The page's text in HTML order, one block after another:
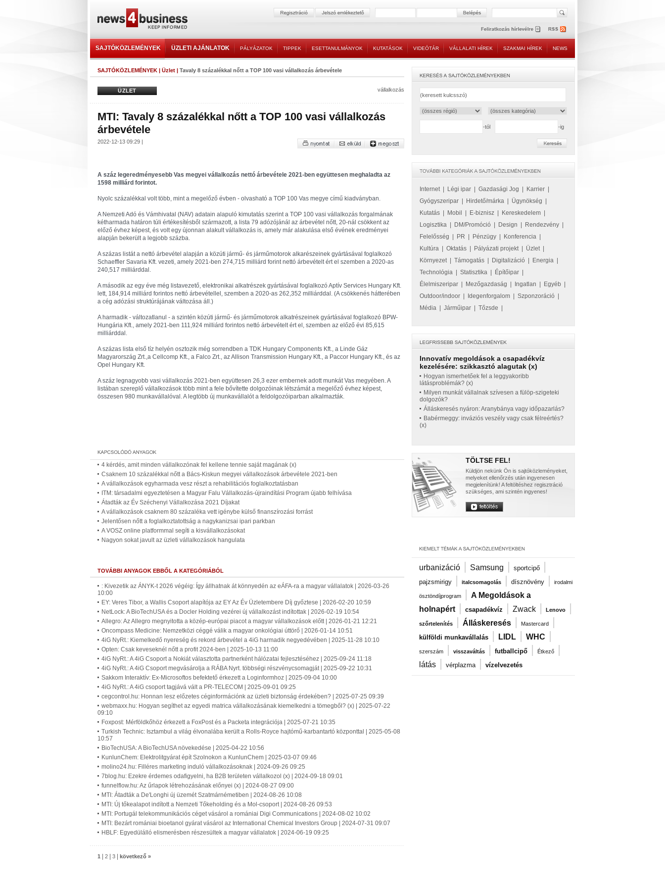
SAJTÓKÖZLEMÉNYEK ÜZLETI AJÁNLATOK PÁLYÁZATOK TIPPEK ESETTANULMÁNYOK KUTATÁSOK VIDEÓTÁR VÁLLALATI HÍREK SZAKMAI HÍREK NEWS
SAJTÓKÖZLEMÉNYEK | Üzlet | Tavaly 8 százalékkal nőtt a TOP 100 vasi vállalkozás árbevétele
ÜZLET vállalkozás
MTI: Tavaly 8 százalékkal nőtt a TOP 100 vasi vállalkozás
árbevétele
2022-12-13 09:29 |
A száz legeredményesebb Vas megyei vállalkozás nettó árbevétele 2021-ben együttesen meghaladta az
1598 milliárd forintot.
Nyolc százalékkal volt több, mint a megelőző évben - olvasható a TOP 100 Vas megye című kiadványban.
A Nemzeti Adó és Vámhivatal (NAV) adatain alapuló kimutatás szerint a TOP 100 vasi vállalkozás forgalmának
kétharmada határon túli értékesítésből származott, a lista 79 adózójánál az árbevétel nőtt, 20-nál csökkent az
előző évhez képest, és volt egy újonnan alakult vállalkozás is, amely már alakulása első évének eredményei
alapján bekerült a legjobb százba.
A százas listát a nettó árbevétel alapján a közúti jármű- és járműmotorok alkarészeinek gyártásával foglalkozó
Schaeffler Savaria Kft. vezeti, amely 2021-ben 274,715 milliárd forint nettó árbevételt ért el szemben a 2020-as
240,517 milliárddal.
A második az egy éve még listavezető, elektronikai alkatrészek gyártásával foglalkozó Aptív Services Hungary Kft.
lett, 184,914 milliárd forintos nettó árbevétellel, szemben a 2020-as 262,352 milliárddal. (A csökkenés hátterében
a cég adózási struktúrájának változása áll.)
A harmadik - változatlanul - a szintén közúti jármű- és járműmotorok alkatrészeinek gyártásával foglalkozó BPW-
Hungária Kft., amely 2021-ben 111,924 milliárd forintos nettó árbevételt ért el, szemben az előző évi 85,615
milliárddal.
A százas lista első tíz helyén osztozik még sorrendben a TDK Hungary Components Kft., a Linde Gáz
Magyarország Zrt.,a Cellcomp Kft., a Falco Zrt., az Allison Transmission Hungary Kft., a Paccor Hungary Kft., és az
Opel Hungary Kft.
A száz legnagyobb vasi vállalkozás 2021-ben együttesen 26,3 ezer embernek adott munkát Vas megyében. A
listában szereplő vállalkozások több mint a fele bővítette dolgozóinak létszámát a megelőző évhez képest,
összesen 980 munkavállalóval. A legtöbb új munkavállalót a feldolgozóiparban alkalmazták.
4 kérdés, amit minden vállalkozónak fel kellene tennie saját magának (x)
Csaknem 10 százalékkal nőtt a Bács-Kiskun megyei vállalkozások árbevétele 2021-ben
A vállalkozások egyharmada vesz részt a rehabilitációs foglalkoztatásban
ITM: társadalmi egyeztetésen a Magyar Falu Vállalkozás-újraindítási Program újabb felhívása
Átadták az Év Széchenyi Vállalkozása 2021 Díjakat
A vállalkozások csaknem 80 százaléka vett igénybe külső finanszírozási forrást
Jelentősen nőtt a foglalkoztatottság a nagykanizsai ipari parkban
A VOSZ online platformmal segíti a kisvállalkozásokat
Nagyon sokat javult az üzleti vállalkozások hangulata
TOVÁBBI ANYAGOK EBBŐL A KATEGÓRIÁBÓL
: Kivezetik az ÁNYK-t 2026 végéig: Így állhatnak át könnyedén az eÁFA-ra a magyar vállalatok | 2026-03-26
10:00
EY: Veres Tibor, a Wallis Csoport alapítója az EY Az Év Üzletembere Díj győztese | 2026-02-20 10:59
NetLock: A BioTechUSA és a Docler Holding vezérei új vállalkozást indítottak | 2026-02-19 10:54
Allegro: Az Allegro megnyitotta a közép-európai piacot a magyar vállalkozások előtt | 2026-01-21 12:21
Oncompass Medicine: Nemzetközi céggé válik a magyar onkológiai úttörő | 2026-01-14 10:51
4iG NyRt.: Kiemelkedő nyereség és rekord árbevétel a 4iG harmadik negyedévében | 2025-11-28 10:10
Opten: Csak keveseknél nőtt a profit 2024-ben | 2025-10-13 11:00
4iG NyRt.: A 4iG Csoport a Nokiát választotta partnerként hálózatai fejlesztéséhez | 2025-09-24 11:18
4iG NyRt.: A 4iG Csoport megvásárolja a RÁBA Nyrt. többségi részvénycsomagját | 2025-09-22 10:31
Sakkom Interaktív: Ex-Microsoftos befektető érkezett a Loginformhoz | 2025-09-04 10:00
4iG NyRt.: A 4iG csoport tagjává vált a PR-TELECOM | 2025-09-01 09:25
cegcontrol.hu: Honnan lesz előzetes céginformációnk az üzleti biztonság érdekében? | 2025-07-25 09:39
webmaxx.hu: Hogyan segíthet az egyedi matrica vállalkozásának kiemelkedni a tömegből? (x) | 2025-07-22
09:10
Foxpost: Mérföldkőhöz érkezett a FoxPost és a Packeta integrációja | 2025-07-21 10:35
Turkish Technic: Isztambul a világ élvonalába került a Rolls-Royce hajtómű-karbantartó központtal | 2025-05-08
10:57
BioTechUSA: A BioTechUSA növekedése | 2025-04-22 10:56
KunlunChem: Elektrolitgyárat épít Szolnokon a KunlunChem | 2025-03-07 09:46
molino24.hu: Filléres marketing induló vállalkozásoknak | 2024-09-26 09:25
7blog.hu: Ezekre érdemes odafigyelni, ha B2B területen vállalkozol (x) | 2024-09-18 09:01
funnelflow.hu: Az űrlapok létrehozásának előnyei (x) | 2024-08-27 09:00
MTI: Átadták a De'Longhi új üzemét Szatmárnémetiben | 2024-08-26 10:08
MTI: Új tőkealapot indított a Nemzeti Tőkeholding és a Mol-csoport | 2024-08-26 09:53
MTI: Portugál telekommunikációs céget vásárol a romániai Digi Communications | 2024-08-02 10:02
MTI: Bezárt romániai bioetanol gyárat vásárol az International Chemical Investors Group | 2024-07-31 09:07
HBLF: Egyedülálló elismerésben részesültek a magyar vállalatok | 2024-06-19 09:25
1 2 3 következő »
-tól -ig
Internet| Légi ipar Gazdasági Jog Karrier
Gyógyszeripar
Hirdető/márka Ügynökség
Kutatás
Mobil E-biznisz Kereskedelem
Logisztika
DM/Promóció Design Rendezvény
Felelősség
PR Pénzügy Konferencia
Kultúra
Oktatás Pályázati projekt| Üzlet|
Környezet| Támogatás Digitalizáció Energia
Technológia
Statisztika Építőipar
Élelmiszeripar
Mezőgazdaság Ingatlan Egyéb
Outdoor/indoor
Idegenforgalom Szponzoráció
Média
Járműipar Tőzsde
Innovatív megoldások a csapadékvíz
kezelésére: szikkasztó alagutak (x)
Hogyan ismerhetőek fel a leggyakoribb
látásproblémák? (x)
Milyen munkát vállalnak szívesen a fülöp-szigeteki
dolgozók?
Álláskeresés nyáron: Aranybánya vagy időpazarlás?
Babérmeggy: inváziós veszély vagy csak félreértés?
(x)
TÖLTSE FEL!
Küldjön nekünk Ön is sajtóközleményeket,
melyeket ellenőrzés után ingyenesen
megjelenítünk! A feltöltéshez regisztráció
szükséges, ami szintén ingyenes!
urbanizáció | Samsung | sportcipő |
pajzsmirigy | italcsomagolás | dísznövény | irodalmi
ösztöndíjprogram | A Megoldások a
holnapért | csapadékvíz | Zwack | Lenovo |
szőrtelenítés | Álláskeresés | Mastercard |
külföldi munkavállalás | LIDL | WHC |
szerszám | visszaváltás | futballcipő | Étkező |
látás | vérplazma | vízelvezetés